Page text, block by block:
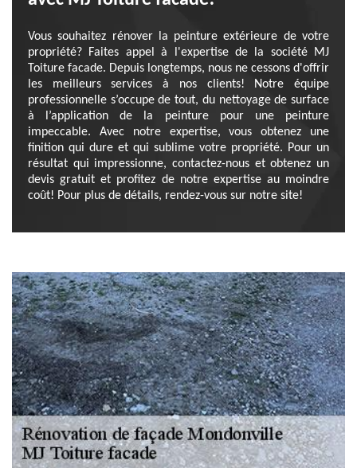
Vous souhaitez rénover la peinture extérieure de votre
propriété? Faites appel à l'expertise de la société MJ
Toiture facade. Depuis longtemps, nous ne cessons d'offrir
les meilleurs services à nos clients! Notre équipe
professionnelle s’occupe de tout, du nettoyage de surface
à l’application de la peinture pour une peinture
impeccable. Avec notre expertise, vous obtenez une
finition qui dure et qui sublime votre propriété. Pour un
résultat qui impressionne, contactez-nous et obtenez un
devis gratuit et profitez de notre expertise au moindre
coût! Pour plus de détails, rendez-vous sur notre site!